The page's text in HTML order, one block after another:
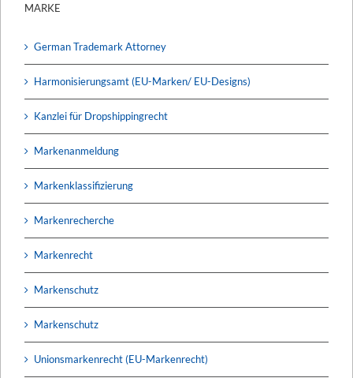
MARKE
German Trademark Attorney
Harmonisierungsamt (EU-Marken/ EU-Designs)
Kanzlei für Dropshippingrecht
Markenanmeldung
Markenklassifizierung
Markenrecherche
Markenrecht
Markenschutz
Markenschutz
Unionsmarkenrecht (EU-Markenrecht)